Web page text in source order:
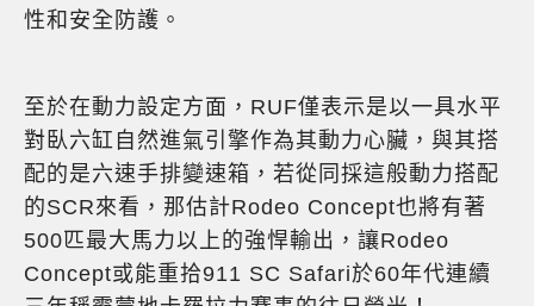
性和安全防護。
至於在動力設定方面，RUF僅表示是以一具水平
對臥六缸自然進氣引擎作為其動力心臟，與其搭
配的是六速手排變速箱，若從同採這般動力搭配
的SCR來看，那估計Rodeo Concept也將有著
500匹最大馬力以上的強悍輸出，讓Rodeo
Concept或能重拾911 SC Safari於60年代連續